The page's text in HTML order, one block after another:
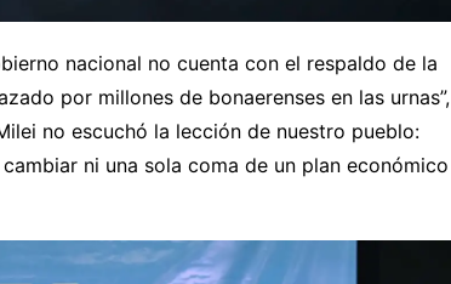
nacional no cuenta con el respaldo de la
por millones de bonaerenses en las urnas”,
no escuchó la lección de nuestro pueblo:
ni una sola coma de un plan económico